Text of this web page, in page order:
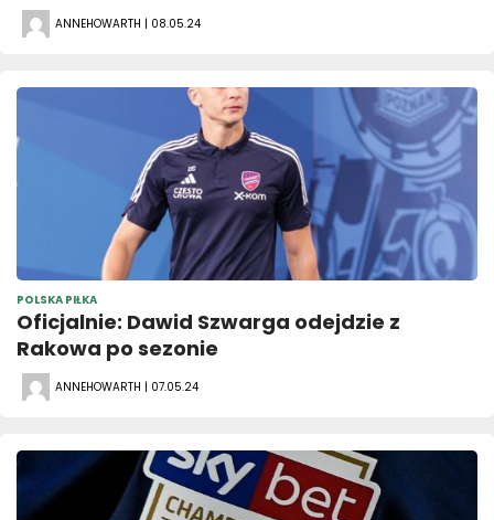
ANNEHOWARTH | 08.05.24
POLSKA PIŁKA
Oficjalnie: Dawid Szwarga odejdzie z
Rakowa po sezonie
ANNEHOWARTH | 07.05.24